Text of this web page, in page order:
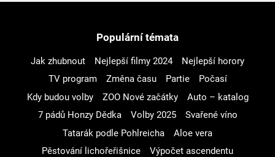
Populární témata
Jak zhubnout Nejlepší filmy 2024
Nejlepší horory
TV program
Změna času Partie
Počasí
Kdy budou volby
ZOO Nové začátky
Auto – katalog
7 pádů Honzy Dědka
Volby 2025
Svařené víno
Tatarák podle Pohlreicha
Aloe vera
Pěstování lichořeřišnice
Výpočet ascendentu